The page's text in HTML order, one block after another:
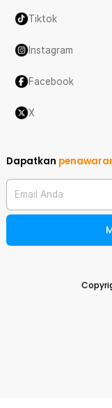
Tiktok
Instagram
Facebook
X
Dapatkan
Email Anda